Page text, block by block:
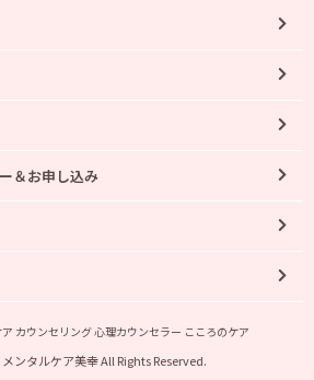
＆お申し込み
カウンセリング 心理カウンセラー こころのケア
ンタルケア美幸 All Rights Reserved.